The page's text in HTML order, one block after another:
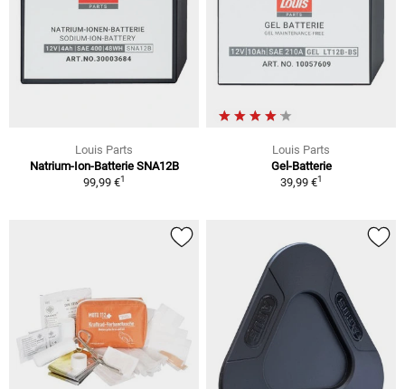
Louis Parts
Natrium-Ion-Batterie SNA12B
99,99 €1
Louis Parts
Gel-Batterie
39,99 €1